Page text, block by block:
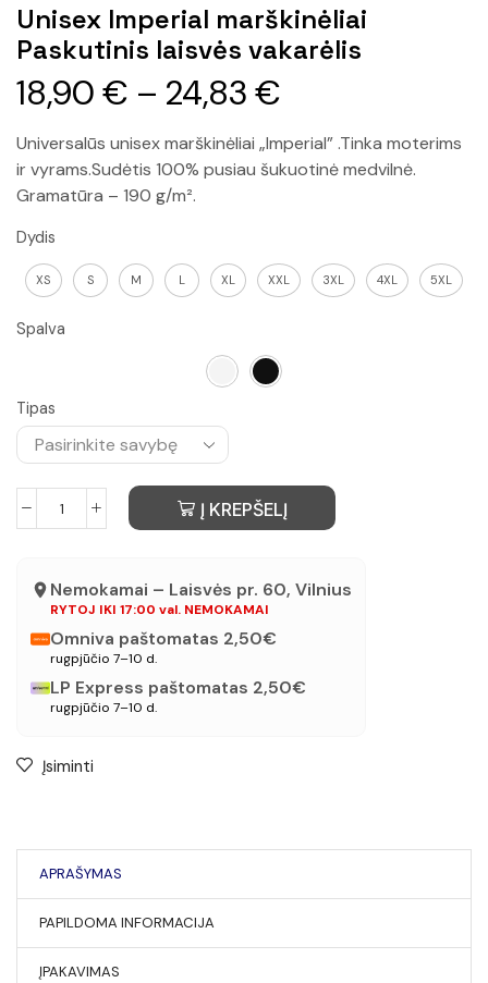
Unisex Imperial marškinėliai
Paskutinis laisvės vakarėlis
18,90€ – 24,83€
Universalūs unisex marškinėliai „Imperial” .Tinka moterims
ir vyrams.Sudėtis 100% pusiau šukuotinė medvilnė.
Gramatūra – 190 g/m².
Dydis
XS S M L XL XXL 3XL 4XL 5XL
Spalva
Tipas
Į KREPŠELĮ
Nemokamai – Laisvės pr. 60, Vilnius
RYTOJ IKI 17:00 val. NEMOKAMAI
Omniva paštomatas 2,50€
rugpjūčio 7–10 d.
LP Express paštomatas 2,50€
rugpjūčio 7–10 d.
Įsiminti
APRAŠYMAS
PAPILDOMA INFORMACIJA
ĮPAKAVIMAS